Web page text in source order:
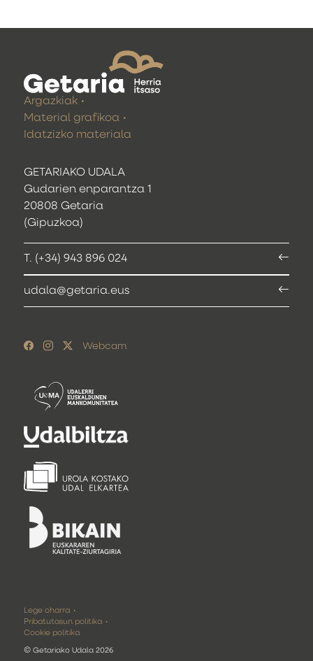
GETARIAKO UDALA
Gudarien enparantza 1
20808 Getaria
(Gipuzkoa)
T. (+34) 943 896 024
udala@getaria.eus
Argazkiak
Material grafikoa
Idatzizko materiala
Webcam
Lege oharra
Pribatutasun politika
Cookie politika
©Getariako Udala 2026